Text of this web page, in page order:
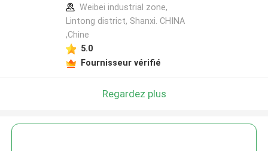
Weibei industrial zone,
Lintong district, Shanxi. CHINA
,Chine
5.0
Fournisseur vérifié
Regardez plus